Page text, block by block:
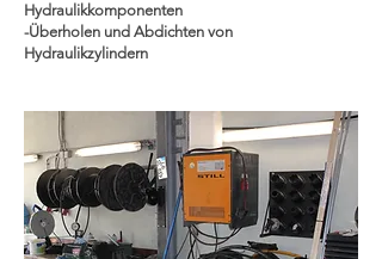
Hydraulikkomponenten
-Überholen und Abdichten von
Hydraulikzylindern